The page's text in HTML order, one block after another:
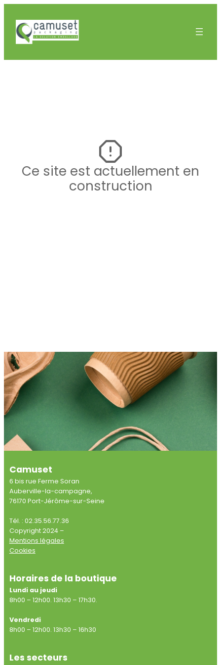
Ce site est actuellement en
construction
Camuset
6 bis rue Ferme Soran
Auberville-la-campagne,
76170 Port-Jérôme-sur-Seine
Tél. : 02.35.56.77.36
Copyright 2024 –
Mentions légales
Cookies
Horaires de la boutique
Lundi au jeudi
8h00 – 12h00. 13h30 – 17h30.
Vendredi
8h00 – 12h00. 13h30 – 16h30
Les secteurs